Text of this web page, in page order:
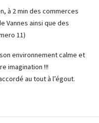
à 2 min des commerces
Vannes ainsi que des
11)
environnement calme et
imagination !!!
au tout à l’égout.